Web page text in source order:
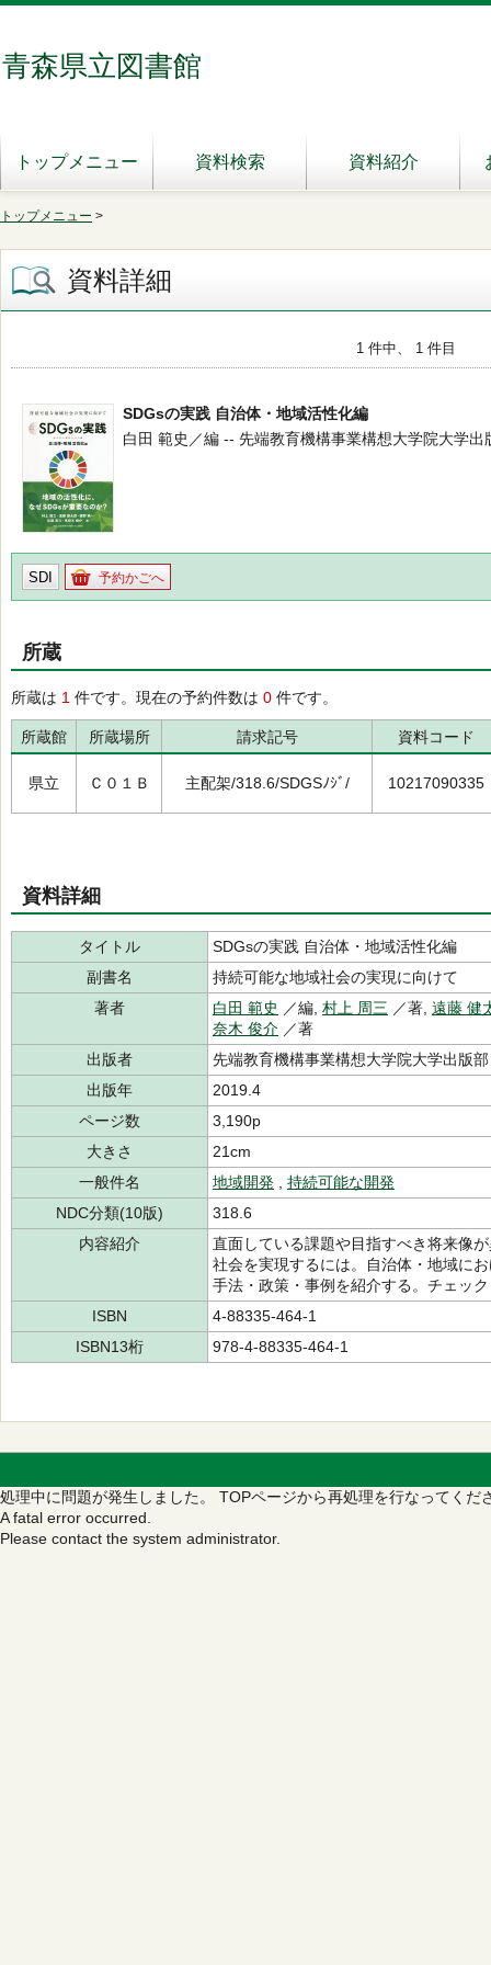
青森県立図書館
トップメニュー 資料検索 資料紹介
トップメニュー >
資料詳細
1 件中、 1 件目
SDGsの実践 自治体・地域活性化編
白田 範史／編 -- 先端教育機構事業構想大学院大学
SDI 予約かごへ
所蔵
所蔵は 1 件です。現在の予約件数は 0 件です。
所蔵館 所蔵場所 請求記号 資料コード
県立 Ｃ０１Ｂ 主配架/318.6/SDGSﾉｼﾞ/ 10217090335
資料詳細
タイトル
SDGsの実践 自治体・地域活性化編
副書名
持続可能な地域社会の実現に向けて
著者
白田 範史 ／編, 村上 周三 ／著, 遠藤 健
奈木 俊介 ／著
出版者
先端教育機構事業構想大学院大学出版部
出版年
2019.4
ページ数
3,190p
大きさ
21cm
一般件名
地域開発
持続可能な開発
NDC分類(10版)
318.6
内容紹介
直面している課題や目指すべき将来像
社会を実現するには。自治体・地域に
手法・政策・事例を紹介する。チェッ
ISBN
4-88335-464-1
ISBN13桁
978-4-88335-464-1
処理中に問題が発生しました。 TOPページから再処理を行なってくだ
A fatal error occurred.
Please contact the system administrator.